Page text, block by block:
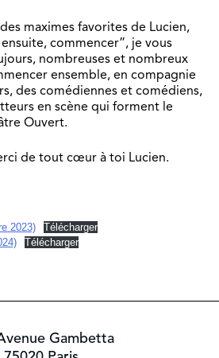
maximes favorites de Lucien,
commencer”, je vous
nombreuses et nombreux
ensemble, en compagnie
des comédiennes et comédiens,
en scène qui forment le
Ouvert.
de tout cœur à toi Lucien.
2023)
Télécharger
Télécharger
Gambetta